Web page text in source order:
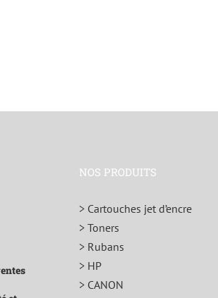
NOS PRODUITS
> Cartouches jet d’encre
> Toners
> Rubans
> HP
> CANON